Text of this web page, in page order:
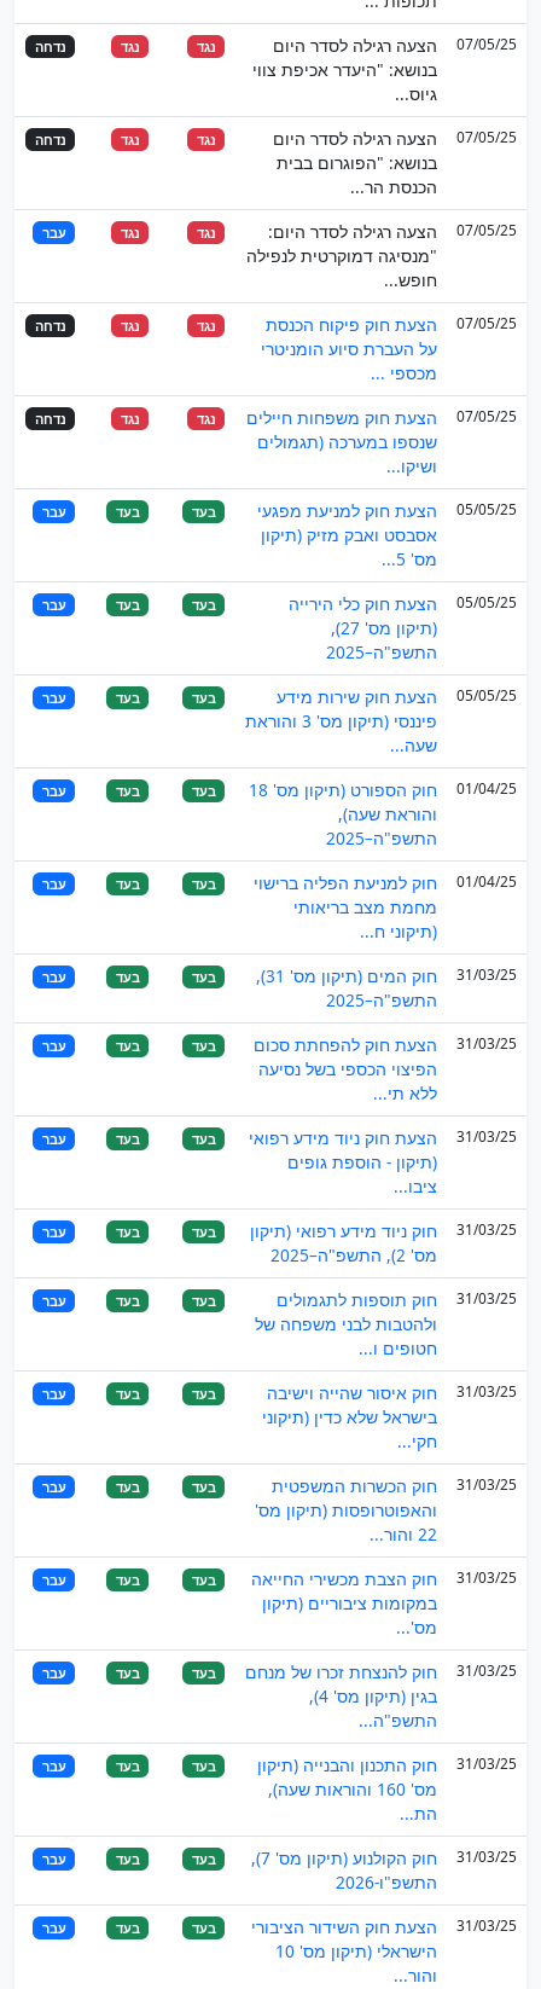
07/05/25
הצעה רגילה לסדר היום
בנושא: "היעדר אכיפת צווי
גיוס...
נגד נגד נדחה
07/05/25
הצעה רגילה לסדר היום
בנושא: "הפוגרום בבית
הכנסת הר...
נגד נגד נדחה
07/05/25
הצעה רגילה לסדר היום:
"מנסיגה דמוקרטית לנפילה
חופש...
נגד נגד עבר
07/05/25
הצעת חוק פיקוח הכנסת
על העברת סיוע הומניטרי
מכספי ...
נגד נגד נדחה
07/05/25
הצעת חוק משפחות חיילים
שנספו במערכה (תגמולים
ושיקו...
נגד נגד נדחה
05/05/25
הצעת חוק למניעת מפגעי
אסבסט ואבק מזיק (תיקון
מס' 5...
בעד בעד עבר
05/05/25
הצעת חוק כלי הירייה
(תיקון מס' 27),
התשפ"ה–2025
בעד בעד עבר
05/05/25
הצעת חוק שירות מידע
פיננסי (תיקון מס' 3 והוראת
שעה...
בעד בעד עבר
01/04/25
חוק הספורט (תיקון מס' 18
והוראת שעה),
התשפ"ה–2025
בעד בעד עבר
01/04/25
חוק למניעת הפליה ברישוי
מחמת מצב בריאותי
(תיקוני ח...
בעד בעד עבר
31/03/25
חוק המים (תיקון מס' 31),
התשפ"ה–2025
בעד בעד עבר
31/03/25
הצעת חוק להפחתת סכום
הפיצוי הכספי בשל נסיעה
ללא תי...
בעד בעד עבר
31/03/25
הצעת חוק ניוד מידע רפואי
(תיקון - הוספת גופים
ציבו...
בעד בעד עבר
31/03/25
חוק ניוד מידע רפואי (תיקון
מס' 2), התשפ"ה–2025
בעד בעד עבר
31/03/25
חוק תוספות לתגמולים
ולהטבות לבני משפחה של
חטופים ו...
בעד בעד עבר
31/03/25
חוק איסור שהייה וישיבה
בישראל שלא כדין (תיקוני
חקי...
בעד בעד עבר
31/03/25
חוק הכשרות המשפטית
והאפוטרופסות (תיקון מס'
22 והור...
בעד בעד עבר
31/03/25
חוק הצבת מכשירי החייאה
במקומות ציבוריים (תיקון
מס'...
בעד בעד עבר
31/03/25
חוק להנצחת זכרו של מנחם
בגין (תיקון מס' 4),
התשפ"ה...
בעד בעד עבר
31/03/25
חוק התכנון והבנייה (תיקון
מס' 160 והוראות שעה),
הת...
בעד בעד עבר
31/03/25
חוק הקולנוע (תיקון מס' 7),
התשפ"ו-2026
בעד בעד עבר
31/03/25
הצעת חוק השידור הציבורי
הישראלי (תיקון מס' 10
והור...
בעד בעד עבר